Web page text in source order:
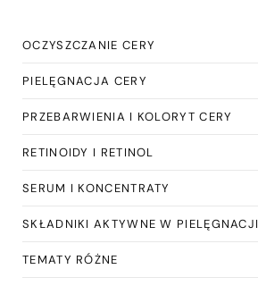
OCZYSZCZANIE CERY
PIELĘGNACJA CERY
PRZEBARWIENIA I KOLORYT CERY
RETINOIDY I RETINOL
SERUM I KONCENTRATY
SKŁADNIKI AKTYWNE W PIELĘGNACJI
TEMATY RÓŻNE